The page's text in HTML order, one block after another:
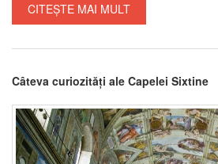
CITEȘTE MAI MULT
Câteva curiozități ale Capelei Sixtine